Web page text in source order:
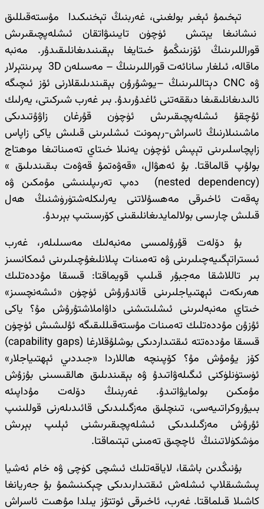
تېخىمۇ ئېغىر بولغىنى، غەربنىڭ تېخنىكىدا مۇستەقىللىق
نىشانىغا يېتىش ئۈچۈن تايىنىۋاتقان ئىشلەپچىقىرىش
قوراللىرىنىڭ ئۆزىنىڭمۇ خىتايغا بېقىنىدىغانلىقىدۇر. مەنبە
ماقالە، ئىلغار سانائەت قوراللىرىنىڭ – مەسىلەن 3D پىرىنتېرلار
ۋە CNC دېتاللىرىنىڭ –يوشۇرۇن بېقىندىلىقلارنى ئۆز ئىچىگە
ئالىدىغانلىقىغا دىققەتنى ئاغدۇرىدۇ. بىر غەرب شىركىتى، يەرلىك
ئۇچقۇ ئىشلەپچىقىرىش ئۈچۈن قۇرغان زاۋۇتىدىكى
ماشىنىلارنىڭ ئاسراش-رېمونت ئىشلىرىنى قىلىش ياكى زاپاس
زاپچاسلىرىنى تېپىش ئۈچۈن يەنىلا خىتاي تەمىناتىغا موھتاج
بولۇپ قالماقتا. بۇ ئەھۋال، «قەۋەتمۇ قەۋەت بىقىندىلىق »
(nested dependency) دەپ تەرىپلىنىشى مۇمكىن ۋە
پەقەت ئاخىرقى مەھسۇلاتنى يەرلىكلەشتۈرۈشنىڭ ھەل
قىلىش چارىسى بولالمايدىغانلىقىنى كۆرسىتىپ بېرىدۇ.
بۇ دۆلەت قۇرۇلمىسى مەنبەلىك مەسىلىلەر، غەرب
ئىستراتېگىيەچىلىرىنى ۋە تەمىنات پىلانلىغۇچىلىرىنى ئىمكانسىز
بىر تاللاشقا مەجبۇر قىلىپ قويماقتا: قىسقا مۇددەتلىك
ھەرىكەت ئېھتىياجلىرىنى قاندۇرۇش ئۈچۈن «ئىشەنچسىز»
خىتاي مەنبەلىرىنى ئىشلىتىشنى داۋاملاشتۇرۇش مۇ؟ ياكى
ئۇزۇن مۇددەتلىك تەمىنات مۇستەقىللىقىگە ئۇلىشىش ئۈچۈن
قىسقا مۇددەتتە ئىقتىداردىكى بوشلۇقلارغا (capability gaps)
كۆز يۇمۇش مۇ؟ كۆپىنچە ھاللاردا «جىددىي ئېھتىياجلار»
ئۈستۈنلۈكنى ئىگىلەۋاتىدۇ ۋە بېقىندىلىق ھالقىسىنى بۇزۇش
مۇمكىن بولمايۋاتىدۇ. غەربنىڭ دۆلەت مۇداپىئە
بىيۇروكراتىيەسى، تىنچلىق مەزگىلىدىكى قائىدىلەرنى قوللىنىپ
ئۇرۇش مەزگىلىدىكى ئىشلەپچىقىرىشنى ئېلىپ بېرىش
مۈشكۈلاتىنىڭ ئاچچىق تەمىنى تېتىماقتا.
بۇنىڭدىن باشقا، لاياقەتلىك ئىشچى كۈچى ۋە خام ئەشيا
پىششىقلاپ ئىشلەش ئىقتىدارىدىكى چېكىنىشمۇ بۇ جەريانغا
كاشىلا قىلماقتا. غەرب، ئاخىرقى ئوتتۇز يىلدا مۇھىت ئاسراش